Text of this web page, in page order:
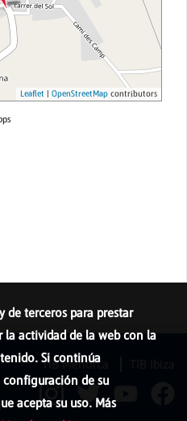
de terceros para prestar
la actividad de la web con la
Si continúa
de su
acepta su uso. Más
TIB Menorca